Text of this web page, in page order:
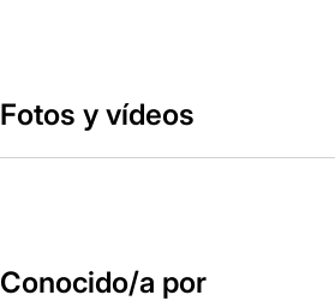
Fotos y vídeos
Conocido/a por